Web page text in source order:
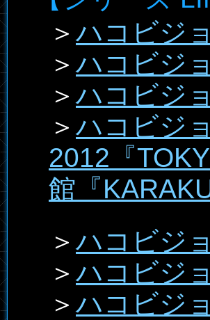
＞ハコビジ
＞ハコビジ
＞ハコビジ
＞ハコビジ
2012『
館『
＞ハコビジ
＞ハコビジ
＞ハコビジ